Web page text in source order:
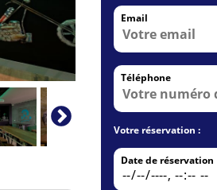
Email
Téléphone
Votre réservation :
Date de réservation